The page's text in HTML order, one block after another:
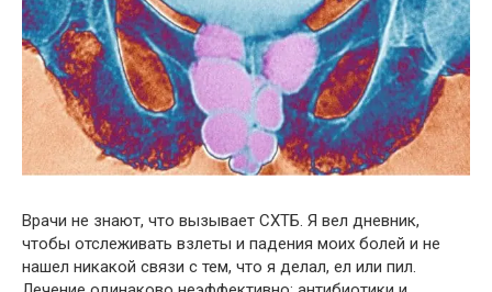
Врачи не знают, что вызывает СХТБ. Я вел дневник,
чтобы отслеживать взлеты и падения моих болей и не
нашел никакой связи с тем, что я делал, ел или пил.